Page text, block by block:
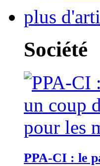
plus
Société
PPA-CI : le